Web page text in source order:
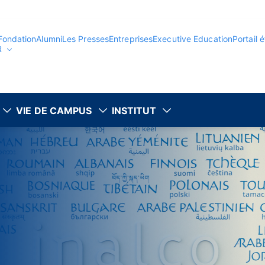
AlumniLes PressesEntreprisesExecutive EducationPortail
VIE DE CAMPUS
INSTITUT